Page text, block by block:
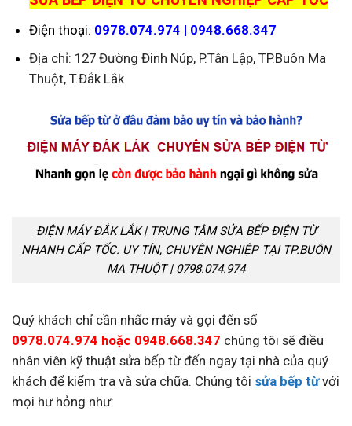
Điện thoại: 0978.074.974 | 0948.668.347
Địa chỉ: 127 Đường Đinh Núp, P.Tân Lập, TP.Buôn Ma
Thuột, T.Đắk Lắk
ĐIỆN MÁY ĐẮK LẮK | TRUNG TÂM SỬA BẾP ĐIỆN TỪ
NHANH CẤP TỐC. UY TÍN, CHUYÊN NGHIỆP TẠI TP.BUÔN
MA THUỘT | 0798.074.974
Quý khách chỉ cần nhấc máy và gọi đến số
0978.074.974 hoặc 0948.668.347 chúng tôi sẽ điều
nhân viên kỹ thuật sửa bếp từ đến ngay tại nhà của quý
khách để kiểm tra và sửa chữa. Chúng tôi sửa bếp từvới
mọi hư hỏng như: